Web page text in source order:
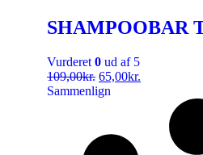
SHAMPOOBAR
Vurderet 0 ud af 5
109,00kr. 65,00kr.
Sammenlign